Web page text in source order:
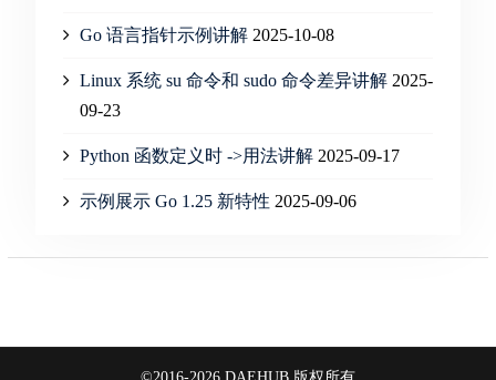
Go 语言指针示例讲解 2025-10-08
Linux 系统 su 命令和 sudo 命令差异讲解 2025-
09-23
Python 函数定义时 ->用法讲解 2025-09-17
示例展示 Go 1.25 新特性 2025-09-06